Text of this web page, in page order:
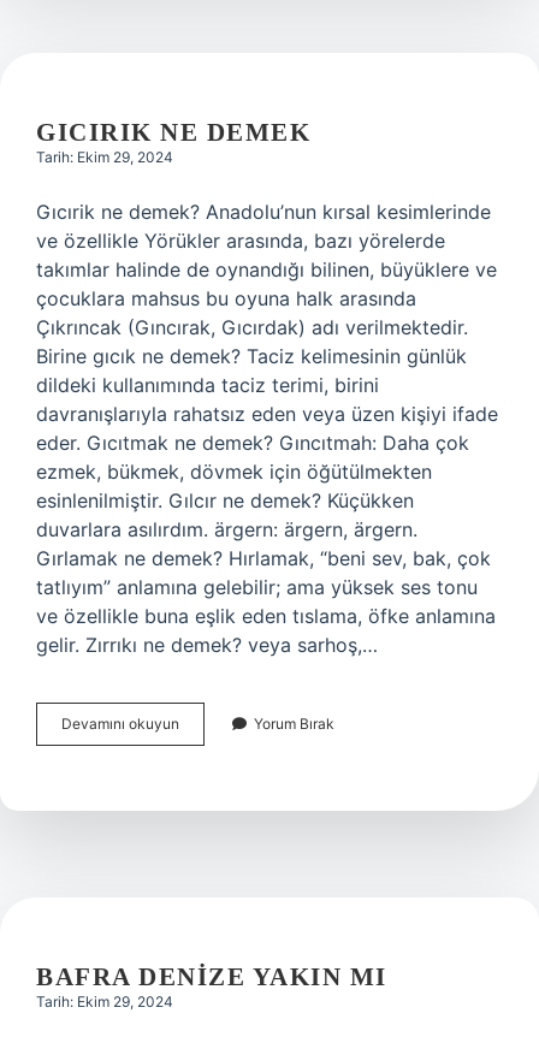
GICIRIK NE DEMEK
Tarih: Ekim 29, 2024
Gıcırik ne demek? Anadolu’nun kırsal kesimlerinde
ve özellikle Yörükler arasında, bazı yörelerde
takımlar halinde de oynandığı bilinen, büyüklere ve
çocuklara mahsus bu oyuna halk arasında
Çıkrıncak (Gıncırak, Gıcırdak) adı verilmektedir.
Birine gıcık ne demek? Taciz kelimesinin günlük
dildeki kullanımında taciz terimi, birini
davranışlarıyla rahatsız eden veya üzen kişiyi ifade
eder. Gıcıtmak ne demek? Gıncıtmah: Daha çok
ezmek, bükmek, dövmek için öğütülmekten
esinlenilmiştir. Gılcır ne demek? Küçükken
duvarlara asılırdım. ärgern: ärgern, ärgern.
Gırlamak ne demek? Hırlamak, “beni sev, bak, çok
tatlıyım” anlamına gelebilir; ama yüksek ses tonu
ve özellikle buna eşlik eden tıslama, öfke anlamına
gelir. Zırrıkı ne demek? veya sarhoş,…
Devamını okuyun
Ne
Yorum Bırak
BAFRA DENIZE YAKIN MI
Tarih: Ekim 29, 2024